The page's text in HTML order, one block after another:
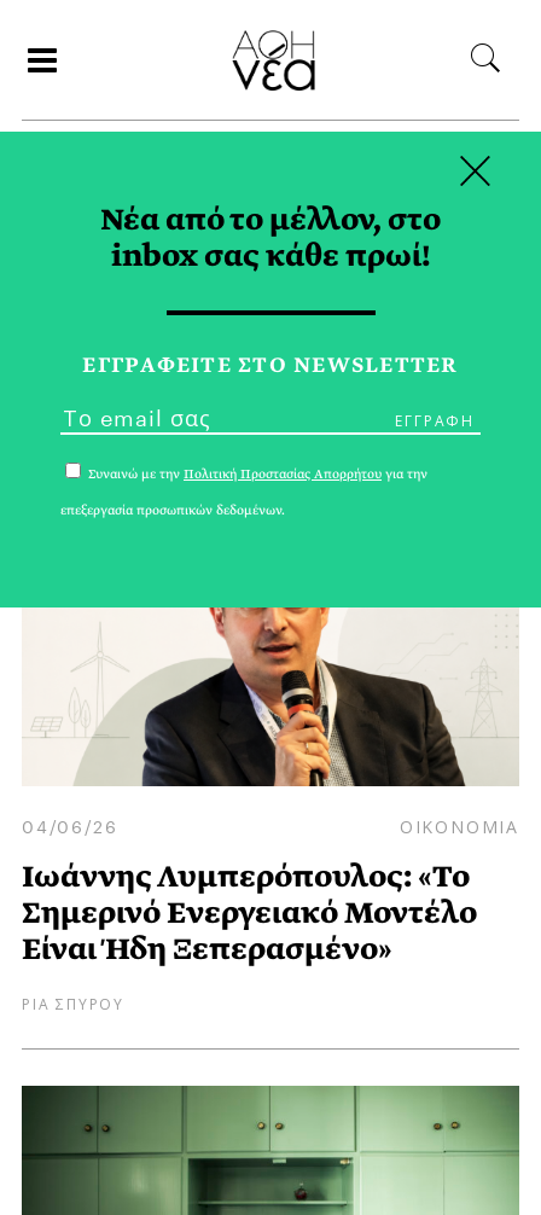
ΑΦΙΕΡΩΜΑΤΑ
04/06/26 ΟΙΚΟΝΟΜΙΑ
Ιωάννης Λυμπερόπουλος: «Το
Σημερινό Ενεργειακό Μοντέλο
Είναι Ήδη Ξεπερασμένο»
ΡΙΑ ΣΠΥΡΟΥ
Νέα από το μέλλον, στο
inbox σας κάθε πρωί!
ΕΓΓPΑΦΕΙΤΕ ΣΤΟ NEWSLETTER
Συναινώ με την Πολιτική Προστασίας Απορρήτου για την
επεξεργασία προσωπικών δεδομένων.
×